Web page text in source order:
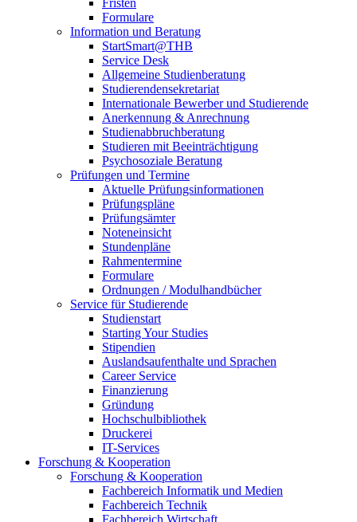
Fristen
Formulare
Information und Beratung
StartSmart@THB
Service Desk
Allgemeine Studienberatung
Studierendensekretariat
Internationale Bewerber und Studierende
Anerkennung & Anrechnung
Studienabbruchberatung
Studieren mit Beeinträchtigung
Psychosoziale Beratung
Prüfungen und Termine
Aktuelle Prüfungsinformationen
Prüfungspläne
Prüfungsämter
Noteneinsicht
Stundenpläne
Rahmentermine
Formulare
Ordnungen / Modulhandbücher
Service für Studierende
Studienstart
Starting Your Studies
Stipendien
Auslandsaufenthalte und Sprachen
Career Service
Finanzierung
Gründung
Hochschulbibliothek
Druckerei
IT-Services
Forschung & Kooperation
Forschung & Kooperation
Fachbereich Informatik und Medien
Fachbereich Technik
Fachbereich Wirtschaft